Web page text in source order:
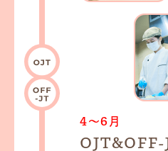
4～6月
OJT&OFF-